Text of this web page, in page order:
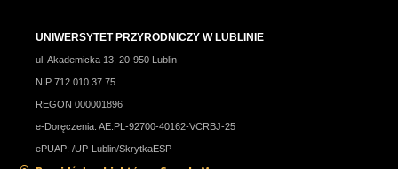
UNIWERSYTET PRZYRODNICZY W LUBLINIE
ul. Akademicka 13, 20-950 Lublin
NIP 712 010 37 75
REGON 000001896
e-Doręczenia: AE:PL-92700-40162-VCRBJ-25
ePUAP: /UP-Lublin/SkrytkaESP